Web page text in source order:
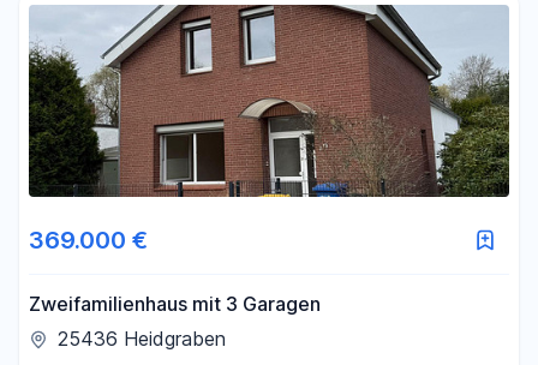
369.000 €
Zweifamilienhaus mit 3 Garagen
25436 Heidgraben